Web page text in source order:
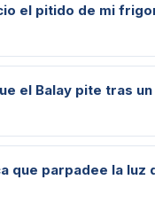
el pitido de mi
el Balay pite tras
que parpadee la luz